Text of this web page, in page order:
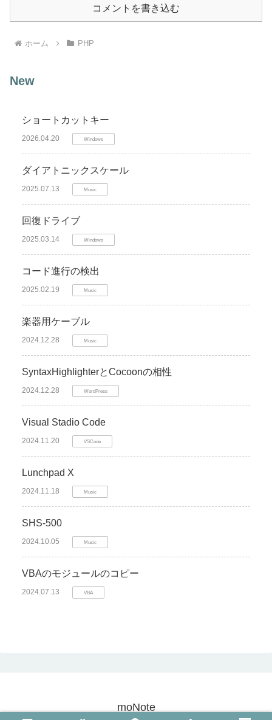
コメントを書き込む
ホーム PHP
New
ショートカットキー
2026.04.20 Windows
ダイアトニックスケール
2025.07.13 Music
回復ドライブ
2025.03.14 Windows
コード進行の検出
2025.02.19 Music
楽器用ケーブル
2024.12.28 Music
SyntaxHighlighterとCocoonの相性
2024.12.28 WordPress
Visual Stadio Code
2024.11.20 VSCode
Lunchpad X
2024.11.18 Music
SHS-500
2024.10.05 Music
VBAのモジュールのコピー
2024.07.13 VBA
moNote